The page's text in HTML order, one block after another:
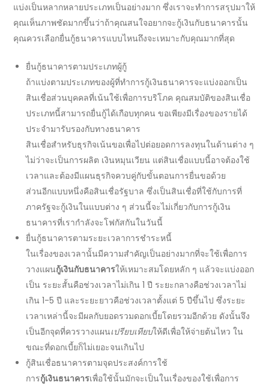
แบ่งเป็นหลากหลายประเภทเป็นอย่างมาก ซึ่งเราจะทำการสรุปมาให้
คุณเห็นภาพชัดมากขึ้นว่าถ้าคุณสนใจอยากจะกู้เงินกับธนาคารนั้น
คุณควรเลือกยื่นกู้ธนาคารแบบไหนถึงจะเหมาะกับคุณมากที่สุด
ยื่นกู้ธนาคารตามประเภทผู้กู้
ถ้าแบ่งตามประเภทของผู้ที่ทำการกู้เงินธนาคารจะแบ่งออกเป็น
สินเชื่อส่วนบุคคลที่เน้นใช้เพื่อการบริโภค คุณสมบัติของสินเชื่อ
ประเภทนี้สามารถยื่นกู้ได้เกือบทุกคน ขอเพียงมีเรื่องของรายได้
ประจำมารับรองกับทางธนาคาร
สินเชื่อสำหรับธุรกิจเน้นขอเพื่อไปต่อยอดการลงทุนในด้านต่าง ๆ
ไม่ว่าจะเป็นการผลิต เงินหมุนเวียน แต่สินเชื่อแบบนี้อาจต้องใช้
เวลาและต้องมีแผนธุรกิจควบคู่กับขั้นตอนการยื่นขอด้วย
ส่วนอีกแบบหนึ่งคือสินเชื่อรัฐบาล ซึ่งเป็นสินเชื่อที่ใช้กับการที่
ภาครัฐจะกู้เงินในแบบต่าง ๆ ส่วนนี้จะไม่เกี่ยวกับการกู้เงิน
ธนาคารที่เรากำลังจะโฟกัสกันในวันนี้
ยื่นกู้ธนาคารตามระยะเวลาการชำระหนี้
ในเรื่องของเวลานั้นมีความสำคัญเป็นอย่างมากที่จะใช้เพื่อการ
วางแผนกู้เงินกับธนาคารให้เหมาะสมโดยหลัก ๆ แล้วจะแบ่งออก
เป็น ระยะสั้นคือช่วงเวลาไม่เกิน 1 ปี ระยะกลางคือช่วงเวลาไม่
เกิน 1-5 ปี และระยะยาวคือช่วงเวลาตั้งแต่ 5 ปีขึ้นไป ซึ่งระยะ
เวลาเหล่านี้จะมีผลกับยอดรวมดอกเบี้ยโดยรวมอีกด้วย ดังนั้นจึง
เป็นอีกจุดที่ควรวางแผนเปรียบเทียบให้ดีเพื่อให้จ่ายต้นไหว ใน
ขณะที่ดอกเบี้ยก็ไม่เยอะจนเกินไป
กู้สินเชื่อธนาคารตามจุดประสงค์การใช้
การกู้เงินธนาคารเพื่อใช้นั้นมักจะเป็นในเรื่องของใช้เพื่อการ